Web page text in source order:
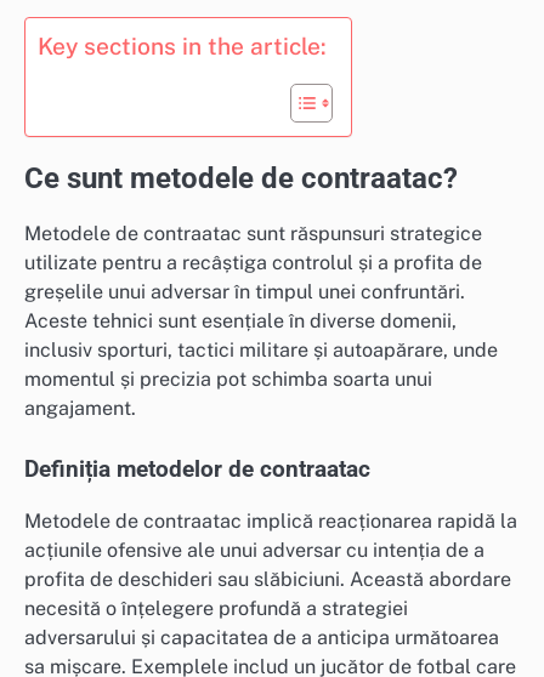
Key sections in the article:
Ce sunt metodele de contraatac?
Metodele de contraatac sunt răspunsuri strategice
utilizate pentru a recâștiga controlul și a profita de
greșelile unui adversar în timpul unei confruntări.
Aceste tehnici sunt esențiale în diverse domenii,
inclusiv sporturi, tactici militare și autoapărare, unde
momentul și precizia pot schimba soarta unui
angajament.
Definiția metodelor de contraatac
Metodele de contraatac implică reacționarea rapidă la
acțiunile ofensive ale unui adversar cu intenția de a
profita de deschideri sau slăbiciuni. Această abordare
necesită o înțelegere profundă a strategiei
adversarului și capacitatea de a anticipa următoarea
sa mișcare. Exemplele includ un jucător de fotbal care